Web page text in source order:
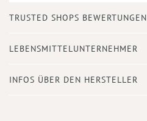
Anfang
Bildergalerie
TRUSTED SHOPS BEWERTUNGEN
LEBENSMITTELUNTERNEHMER
INFOS ÜBER DEN HERSTELLER